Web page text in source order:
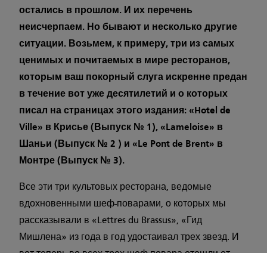
остались в прошлом. И их перечень
неисчерпаем. Но бывают и несколько другие
ситуации. Возьмем, к примеру, три из самых
ценимых и почитаемых в мире ресторанов,
которым ваш покорный слуга искренне предан
в течение вот уже десятилетий и о которых
писал на страницах этого издания: «Hotel de
Ville» в Крисье (Выпуск № 1), «Lameloise» в
Шаньи (Выпуск № 2 ) и «Le Pont de Brent» в
Монтре (Выпуск № 3).
Все эти три культовых ресторана, ведомые
вдохновенными шеф-поварами, о которых мы
рассказывали в «Lettres du Brassus», «Гид
Мишлена» из года в год удостаивал трех звезд. И